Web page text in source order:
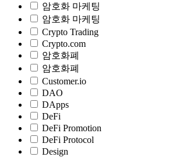
암호화 마케팅
암호화 마케팅
Crypto Trading
Crypto.com
암호화폐
암호화폐
Customer.io
DAO
DApps
DeFi
DeFi Promotion
DeFi Protocol
Design